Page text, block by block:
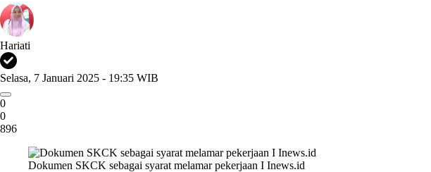
Hariati
Selasa, 7 Januari 2025 - 19:35 WIB
0
0
896
Dokumen SKCK sebagai syarat melamar pekerjaan I Inews.id